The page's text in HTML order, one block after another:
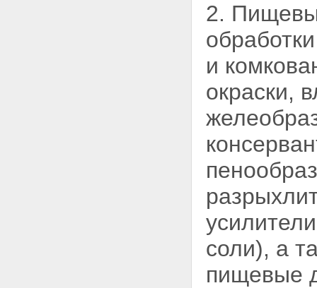
2.
и
окраски,
соли), а
пищевые